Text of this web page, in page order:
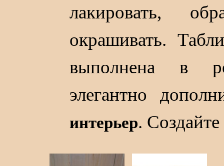
лакировать,
окрашивать.
выполнена в
элегантно
интерьер.